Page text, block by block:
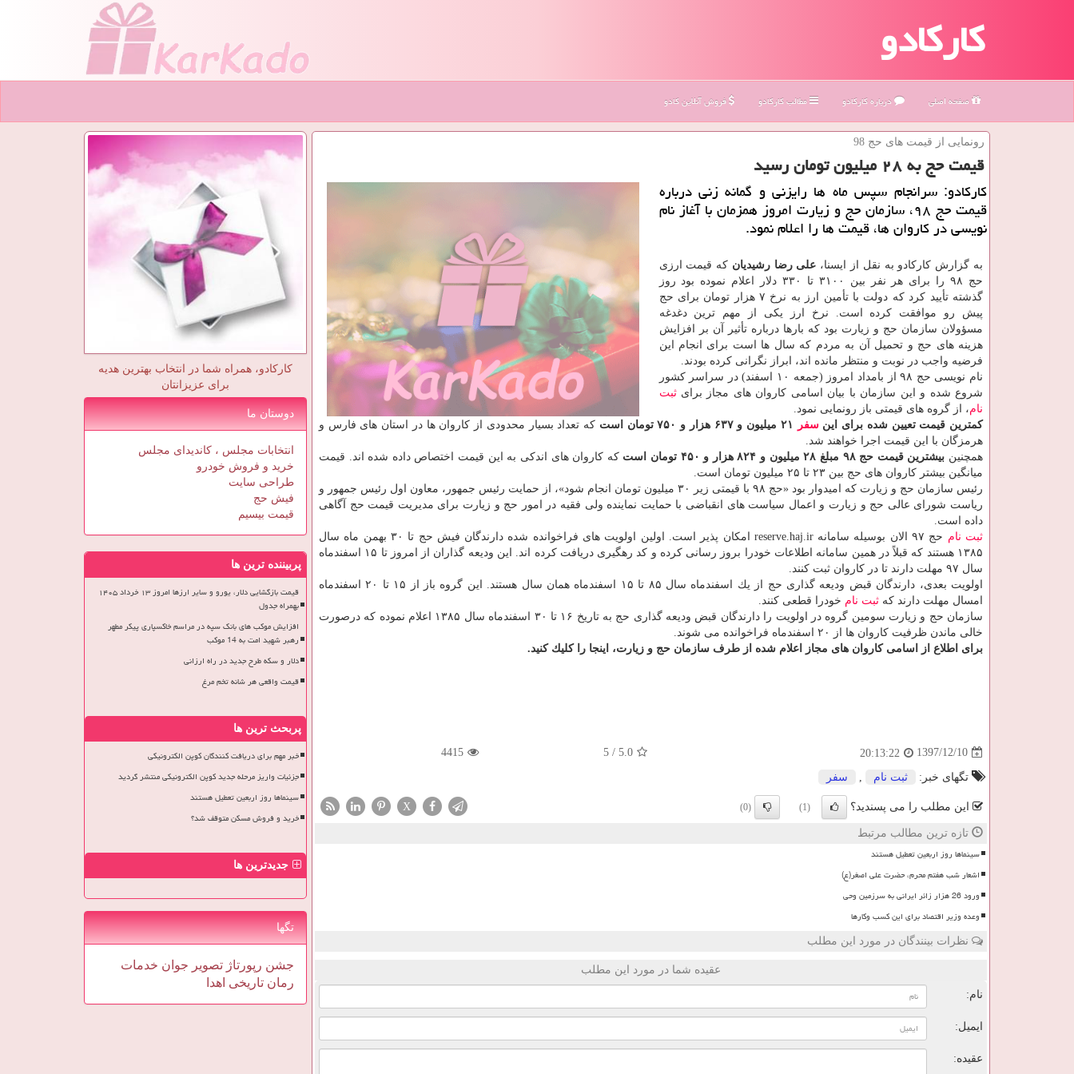
کارکادو
صفحه اصلی درباره كاركادو مطالب كاركادو فروش آنلاین کادو
رونمایی از قیمت های حج 98
قیمت حج به ۲۸ میلیون تومان رسید
كاركادو: سرانجام سپس ماه ها رایزنی و گمانه زنی درباره
قیمت حج ۹۸، سازمان حج و زیارت امروز همزمان با آغاز نام
نویسی در كاروان ها، قیمت ها را اعلام نمود.
به گزارش كاركادو به نقل از ایسنا، علی رضا رشیدیان كه قیمت ارزی
حج ۹۸ را برای هر نفر بین ۳۱۰۰ تا ۳۳۰ دلار اعلام نموده بود روز
گذشته تأیید كرد كه دولت با تأمین ارز به نرخ ۷ هزار تومان برای حج
پیش رو موافقت كرده است. نرخ ارز یكی از مهم ترین دغدغه
مسؤولان سازمان حج و زیارت بود كه بارها درباره تأثیر آن بر افزایش
هزینه های حج و تحمیل آن به مردم كه سال ها است برای انجام این
فرضیه واجب در نوبت و منتظر مانده اند، ابراز نگرانی كرده بودند.
نام نویسی حج ۹۸ از بامداد امروز (جمعه ۱۰ اسفند) در سراسر كشور
شروع شده و این سازمان با بیان اسامی كاروان های مجاز برایثبت
نام، از گروه های قیمتی باز رونمایی نمود.
كمترین قیمت تعیین شده برای اینسفر
كه تعداد بسیار محدودی از كاروان ها در استان های فارس و
هرمزگان با این قیمت اجرا خواهند شد.
همچنین بیشترین قیمت حج ۹۸ مبلغ ۲۸ میلیون و ۸۲۴ هزار و ۴۵۰ تومان است
كه كاروان های اندكی به این قیمت اختصاص داده شده اند. قیمت
میانگین بیشتر كاروان های حج بین ۲۳ تا ۲۵ میلیون تومان است.
رئیس سازمان حج و زیارت كه امیدوار بود «حج ۹۸ با قیمتی زیر ۳۰ میلیون تومان انجام شود»، از حمایت رئیس جمهور، معاون اول رئیس جمهور و
ریاست شورای عالی حج و زیارت و اعمال سیاست های انقباضی با حمایت نماینده ولی فقیه در امور حج و زیارت برای مدیریت قیمت حج آگاهی
داده است.
ثبت نام
حج ۹۷ الان بوسیله سامانه reserve.haj.ir امكان پذیر است. اولین اولویت های فراخوانده شده دارندگان فیش حج تا ۳۰ بهمن ماه سال
۱۳۸۵ هستند كه قبلاً در همین سامانه اطلاعات خودرا بروز رسانی كرده و كد رهگیری دریافت كرده اند. این ودیعه گذاران از امروز تا ۱۵ اسفندماه
سال ۹۷ مهلت دارند تا در كاروان ثبت كنند.
اولویت بعدی، دارندگان قبض ودیعه گذاری حج از یك اسفندماه سال ۸۵ تا ۱۵ اسفندماه همان سال هستند. این گروه باز از ۱۵ تا ۲۰ اسفندماه
امسال مهلت دارند كه ثبت نام خودرا قطعی كنند.
سازمان حج و زیارت سومین گروه در اولویت را دارندگان قبض ودیعه گذاری حج به تاریخ ۱۶ تا ۳۰ اسفندماه سال ۱۳۸۵ اعلام نموده كه درصورت
خالی ماندن ظرفیت كاروان ها از ۲۰ اسفندماه فراخوانده می شوند.
برای اطلاع از اسامی كاروان های مجاز اعلام شده از طرف سازمان حج و زیارت، اینجا را كلیك كنید.
1397/12/10
20:13:22
5.0
/
5
4415
تگهای خبر: ثبت نام سفر
این مطلب را می پسندید؟ (1)
(0)
X
تازه ترین مطالب مرتبط
سینماها روز اربعین تعطیل هستند
اشعار شب هفتم محرم، حضرت علی اصغر(ع)
ورود 26 هزار زائر ایرانی به سرزمین وحی
وعده وزیر اقتصاد برای این کسب وکارها
نظرات بینندگان در مورد این مطلب
عقیده شما در مورد این مطلب
نام:
ایمیل:
عقیده:
کارکادو، همراه شما در انتخاب بهترین هدیه
برای عزیزانتان
دوستان ما
انتخابات مجلس ، کاندیدای مجلس
خرید و فروش خودرو
طراحی سایت
فیش حج
قیمت بیسیم
پربیننده ترین ها
قیمت بازگشایی دلار، یورو و سایر ارزها امروز ۱۳ خرداد ۱۴۰۵
بهمراه جدول
افزایش موکب های بانک سپه در مراسم خاکسپاری پیکر مطهر
رهبر شهید امت به 14 موکب
دلار و سکه طرح جدید در راه ارزانی
قیمت واقعی هر شانه تخم مرغ
پربحث ترین ها
خبر مهم برای دریافت کنندگان کوپن الکترونیکی
جزئیات واریز مرحله جدید کوپن الکترونیکی منتشر گردید
سینماها روز اربعین تعطیل هستند
خرید و فروش مسکن متوقف شد؟
جدیدترین ها
تگها
جشن رپورتاژ تصویر جوان خدمات
رمان تاریخی اهدا